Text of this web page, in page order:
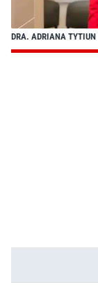
DRA. ADRIANA TYTIUN